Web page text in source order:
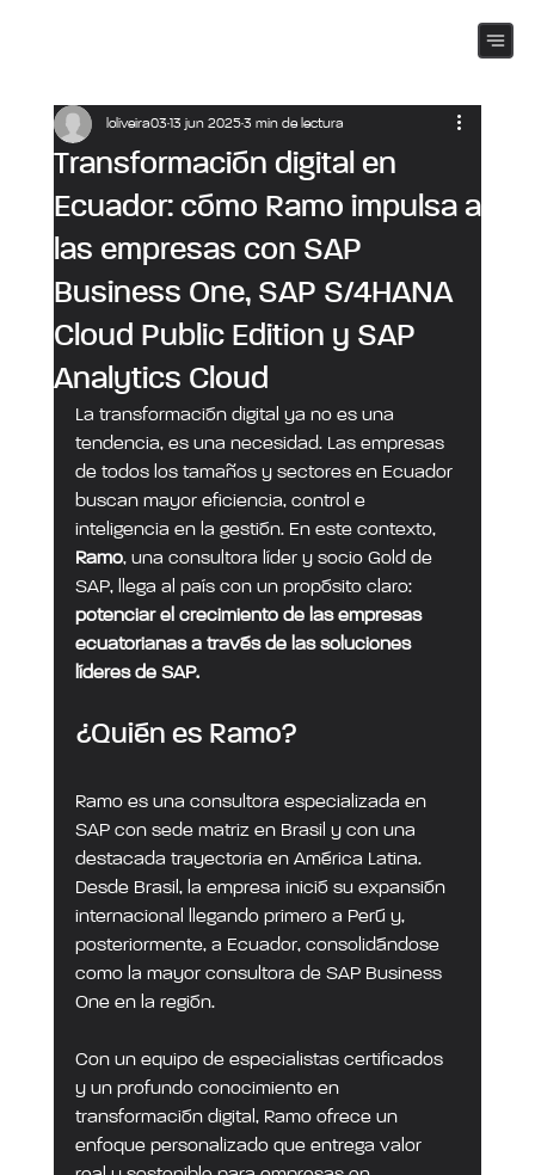
Transformación digital en
Ecuador: cómo Ramo impulsa a
las empresas con SAP
Business One, SAP S/4HANA
Cloud Public Edition y SAP
Analytics Cloud
loliveira03 13 jun 20253 min de lectura
La transformación digital ya no es una
tendencia, es una necesidad. Las empresas
de todos los tamaños y sectores en Ecuador
buscan mayor eficiencia, control e
inteligencia en la gestión. En este contexto,
Ramo, una consultora líder y socio Gold de
SAP, llega al país con un propósito claro:
potenciar el crecimiento de las empresas
ecuatorianas a través de las soluciones
líderes de SAP.
¿Quién es Ramo?
Ramo es una consultora especializada en
SAP con sede matriz en Brasil y con una
destacada trayectoria en América Latina.
Desde Brasil, la empresa inició su expansión
internacional llegando primero a Perú y,
posteriormente, a Ecuador, consolidándose
como la mayor consultora de SAP Business
One en la región.
Con un equipo de especialistas certificados
y un profundo conocimiento en
transformación digital, Ramo ofrece un
enfoque personalizado que entrega valor